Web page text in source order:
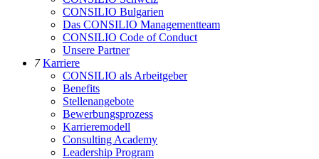
CONSILIO Bulgarien
Das CONSILIO Managementteam
CONSILIO Code of Conduct
Unsere Partner
7Karriere
CONSILIO als Arbeitgeber
Benefits
Stellenangebote
Bewerbungsprozess
Karrieremodell
Consulting Academy
Leadership Program